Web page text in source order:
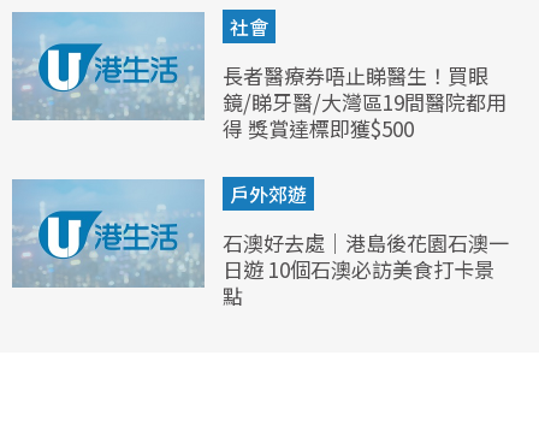
社會
長者醫療券唔止睇醫生！買眼
鏡/睇牙醫/大灣區19間醫院都用
得 獎賞達標即獲$500
戶外郊遊
石澳好去處｜港島後花園石澳一
日遊 10個石澳必訪美食打卡景
點